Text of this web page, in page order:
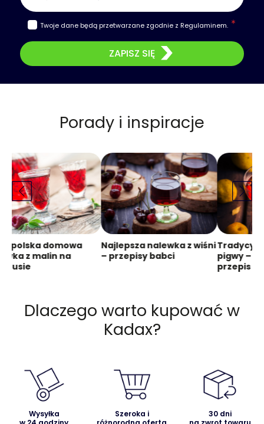
Twoje dane będą przetwarzane zgodnie z Regulaminem.
ZAPISZ SIĘ
Porady i inspiracje
domowa
z malin na
Najlepsza nalewka z wiśni
– przepisy babci
pigwy –
przepis
Dlaczego warto kupować w
Kadax?
Wysyłka
Szeroka i
30 dni